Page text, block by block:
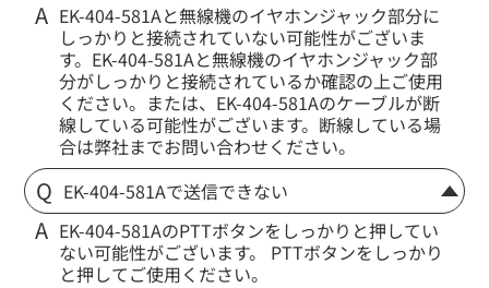
EK-404-581Aと無線機のイヤホンジャック部分に
しっかりと接続されていない可能性がございま
す。EK-404-581Aと無線機のイヤホンジャック部
分がしっかりと接続されているか確認の上ご使用
ください。または、EK-404-581Aのケーブルが断
線している可能性がございます。断線している場
合は弊社までお問い合わせください。
EK-404-581Aで送信できない
EK-404-581AのPTTボタンをしっかりと押してい
ない可能性がございます。 PTTボタンをしっかり
と押してご使用ください。